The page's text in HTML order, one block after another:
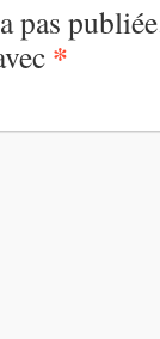
pas
*